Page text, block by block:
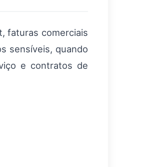
faturas comerciais
sensíveis, quando
e contratos de